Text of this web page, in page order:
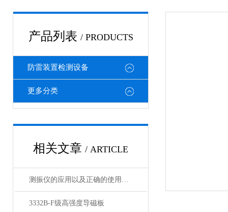
产品列表 / PRODUCTS
防雷装置检测设备
更多分类
相关文章 / ARTICLE
测振仪的应用以及正确的使用方法
3332B-F级高强度导磁板